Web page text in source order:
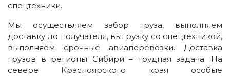
спецтехники.
Мы осуществляем забор груза, выполняем
доставку до получателя, выгрузку со спецтехникой,
выполняем срочные авиаперевозки. Доставка
грузов в регионы Сибири – трудная задача. На
севере Красноярского края особые